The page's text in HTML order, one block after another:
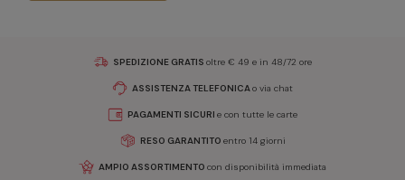
SPEDIZIONE GRATIS oltre € 49 e in 48/72 ore
ASSISTENZA TELEFONICAo via chat
PAGAMENTI SICURI e con tutte le carte
RESO GARANTITO entro 14 giorni
AMPIO ASSORTIMENTO con disponibilità immediata